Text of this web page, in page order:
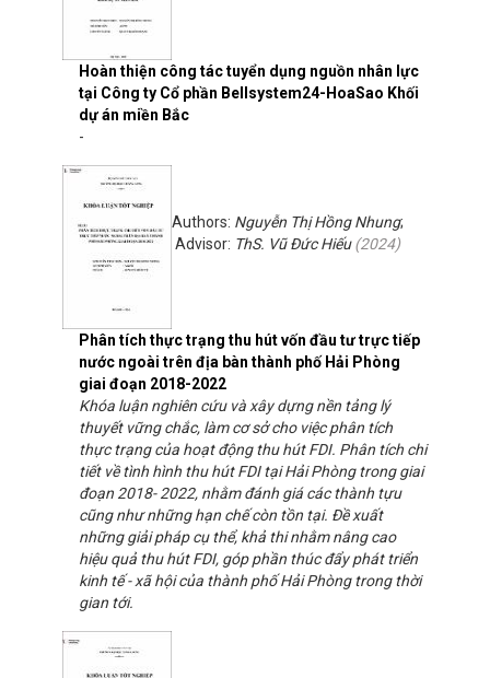
Hoàn thiện công tác tuyển dụng nguồn nhân lực
tại Công ty Cổ phần Bellsystem24-HoaSao Khối
dự án miền Bắc
-
Phân tích thực trạng thu hút vốn đầu tư trực tiếp
nước ngoài trên địa bàn thành phố Hải Phòng
giai đoạn 2018-2022
Authors: Nguyễn Thị Hồng Nhung;
Advisor: ThS. Vũ Đức Hiếu(2024)
Khóa luận nghiên cứu và xây dựng nền tảng lý
thuyết vững chắc, làm cơ sở cho việc phân tích
thực trạng của hoạt động thu hút FDI. Phân tích chi
tiết về tình hình thu hút FDI tại Hải Phòng trong giai
đoạn 2018- 2022, nhằm đánh giá các thành tựu
cũng như những hạn chế còn tồn tại. Đề xuất
những giải pháp cụ thể, khả thi nhằm nâng cao
hiệu quả thu hút FDI, góp phần thúc đẩy phát triển
kinh tế - xã hội của thành phố Hải Phòng trong thời
gian tới.